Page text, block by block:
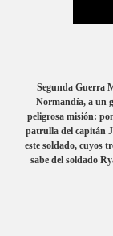
Segunda Guerra
Normandía, a un
peligrosa misión:
patrulla del capitán
este soldado, cuyos
sabe del soldado